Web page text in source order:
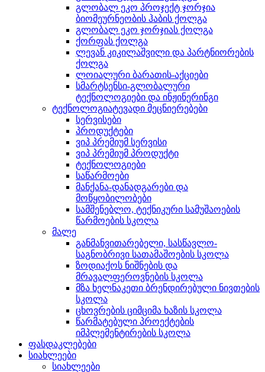
გლობალ ეკო პროჯექტ ჯორჯია
ბიომეურნეობის ჰაბის ქოლგა
გლობალ ეკო ჯორჯიას ქოლგა
ქორფას ქოლგა
ლევან კიკილაშვილი და პარტნიორების
ქოლგა
ლოიალური ბარათის-აქციები
სმარტსენსი-გლობალური
ტექნოლოგიები და ინჟინერინგი
ტექნოლოგიატევადი მეცნიერებები
სერვისები
პროდუქტები
ვიპ პრემიუმ სერვისი
ვიპ პრემიუმ პროდუქტი
ტექნოლოგიები
საწარმოები
მანქანა-დანადგარები და
მოწყობილობები
სამშენებლო, ტექნიკური სამუშაოების
წარმოების სკოლა
მალე
განმანვითარებელი, სასწავლო-
საგნობრივი სათამაშოების სკოლა
ზოდიაქოს ნიშნების და
მრავალფეროვნების სკოლა
მზა ხელნაკეთი ბრენდირებული ნივთების
სკოლა
ცხოვრების ციმციმა ხაზის სკოლა
წარმატებული პროექტების
იმპლემენტირების სკოლა
ფასდაკლებები
სიახლეები
სიახლეები